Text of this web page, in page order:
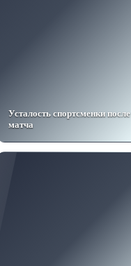
Усталость спортсменки после
матча